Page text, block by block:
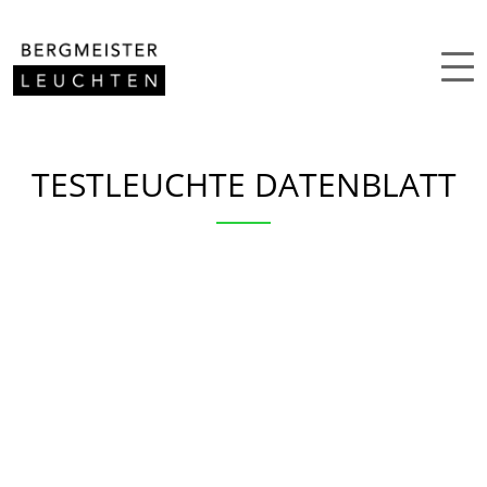
TESTLEUCHTE DATENBLATT